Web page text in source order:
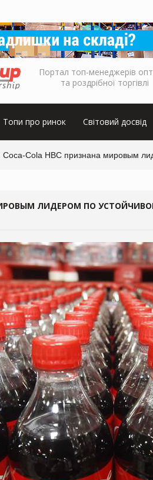
Портал топ-менеджерів
та роздрібної торгівлі
Топи про ринок Світовий досвід
Coca-Cola HBC признана мировым
МИРОВЫМ ЛИДЕРОМ ПО